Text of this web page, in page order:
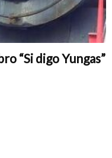
“Si digo Yungas”